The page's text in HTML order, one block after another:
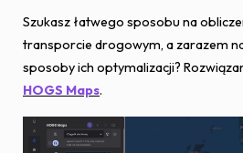
Szukasz łatwego sposobu na
transporcie drogowym, a zarazem
sposoby ich optymalizacji?
HOGS Maps.